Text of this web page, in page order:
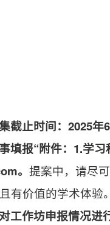
截止时间：2025年
填报“附件：1.学
。 提案中，请尽
有价值的学术体验
工作坊申报情况